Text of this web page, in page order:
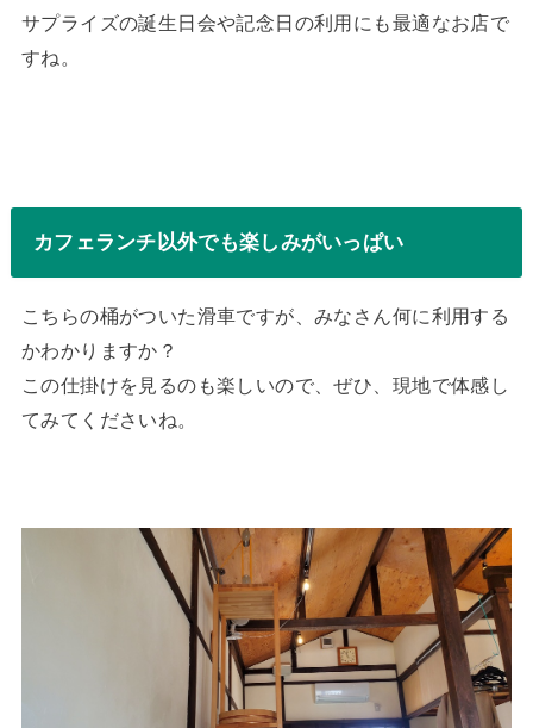
サプライズの誕生日会や記念日の利用にも最適なお店で
すね。
カフェランチ以外でも楽しみがいっぱい
こちらの桶がついた滑車ですが、みなさん何に利用する
かわかりますか？
この仕掛けを見るのも楽しいので、ぜひ、現地で体感し
てみてくださいね。